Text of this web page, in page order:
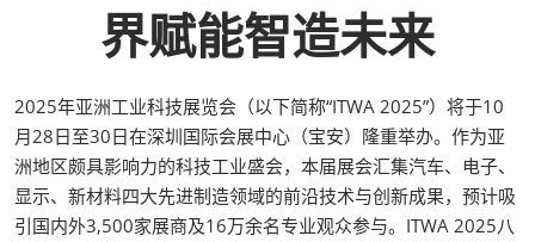
界赋能智造未来
2025年亚洲工业科技展览会（以下简称“ITWA 2025”）将于10
月28日至30日在深圳国际会展中心（宝安）隆重举办。作为亚
洲地区颇具影响力的科技工业盛会，本届展会汇集汽车、电子、
显示、新材料四大先进制造领域的前沿技术与创新成果，预计吸
引国内外3,500家展商及16万余名专业观众参与。ITWA 2025八